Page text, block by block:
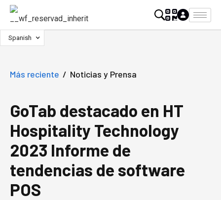
Spanish
Más reciente / Noticias y Prensa
GoTab destacado en HT
Hospitality Technology
2023 Informe de
tendencias de software
POS